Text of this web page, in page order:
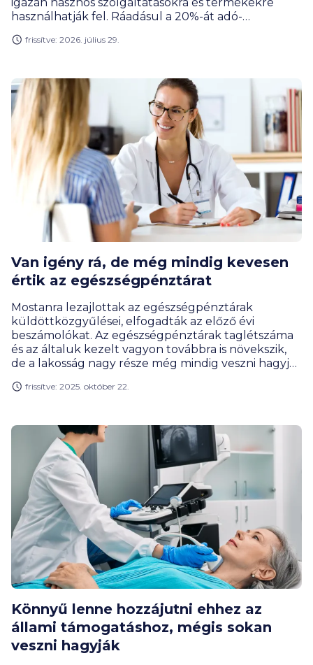
használhatják fel. Ráadásul a 20%-át adó-
ajándékkal is kedvez az OTP Egészségpénztár az új
frissítve: 2026. július 29.
Van igény rá, de még mindig kevesen
értik az egészségpénztárat
Mostanra lezajlottak az egészségpénztárak
küldöttközgyűlései, elfogadták az előző évi
beszámolókat. Az egészségpénztárak taglétszáma
és az általuk kezelt vagyon továbbra is növekszik,
de a lakosság nagy része még mindig veszni hagyja
BiztosDöntés.hu arra keresi a választ, hogy miért
frissítve: 2025. október 22.
Könnyű lenne hozzájutni ehhez az
állami támogatáshoz, mégis sokan
veszni hagyják